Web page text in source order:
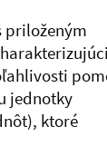
priloženým
jednotky
ktoré